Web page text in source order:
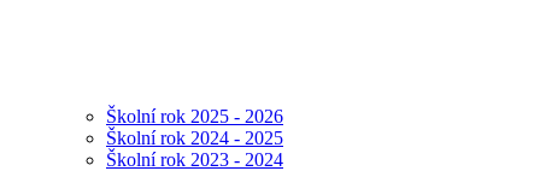
Školní rok 2025 - 2026
Školní rok 2024 - 2025
Školní rok 2023 - 2024